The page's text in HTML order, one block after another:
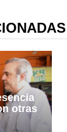
otras